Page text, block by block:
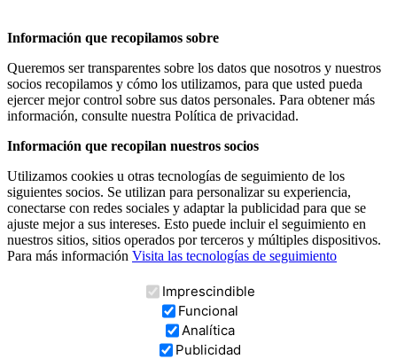
Información que recopilamos sobre
Queremos ser transparentes sobre los datos que nosotros y nuestros
socios recopilamos y cómo los utilizamos, para que usted pueda
ejercer mejor control sobre sus datos personales. Para obtener más
información, consulte nuestra Política de privacidad.
Información que recopilan nuestros socios
Utilizamos cookies u otras tecnologías de seguimiento de los
siguientes socios. Se utilizan para personalizar su experiencia,
conectarse con redes sociales y adaptar la publicidad para que se
ajuste mejor a sus intereses. Esto puede incluir el seguimiento en
nuestros sitios, sitios operados por terceros y múltiples dispositivos.
Para más información Visita las tecnologías de seguimiento
Imprescindible
Funcional
Analítica
Publicidad